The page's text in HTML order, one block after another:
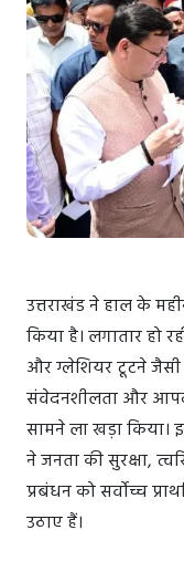
उत्तराखंड ने हाल के
किया है। लगातार हो
और ग्लेशियर टूटने
संवेदनशीलता और
सामने ला खड़ा किया।
ने जनता की सुरक्षा,
प्रबंधन को सर्वोच्च
उठाए हैं।